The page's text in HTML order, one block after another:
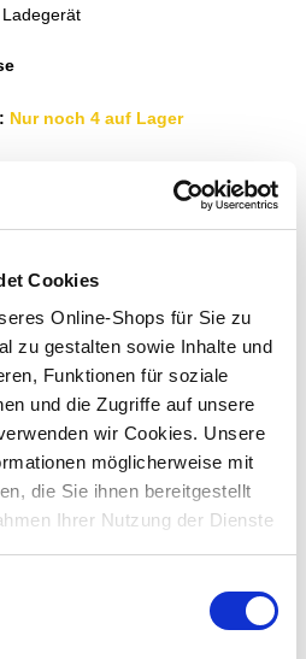
Cookies
Online-Shops für Sie zu
zu gestalten sowie Inhalte und
Funktionen für soziale
und die Zugriffe auf unsere
wir Cookies. Unsere
möglicherweise mit
die Sie ihnen bereitgestellt
Ihrer Nutzung der Dienste
Nur noch 4 auf Lager
nutzen zu können, wähle zunächst
In den Warenkorb
Merken